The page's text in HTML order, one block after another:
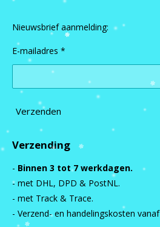
Nieuwsbrief aanmelding:
E-mailadres *
Verzenden
Verzending
- Binnen 3 tot 7 werkdagen.
- met DHL, DPD & PostNL.
- met Track & Trace.
- Verzend- en handelingskosten vanaf